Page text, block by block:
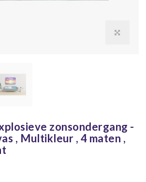
zonsondergang -
, Multikleur , 4 maten ,